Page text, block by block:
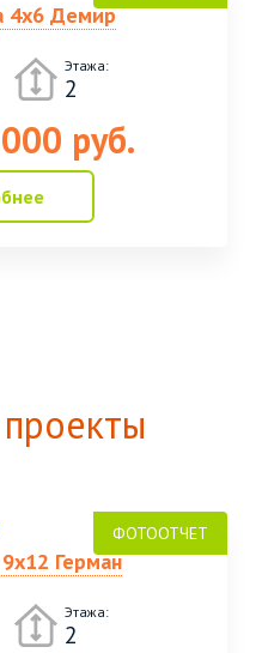
4х6 Демир
Этажа:
2
руб.
Герман
Этажа:
2